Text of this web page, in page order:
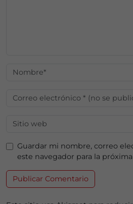
Guardar mi nombre, correo
este navegador para la